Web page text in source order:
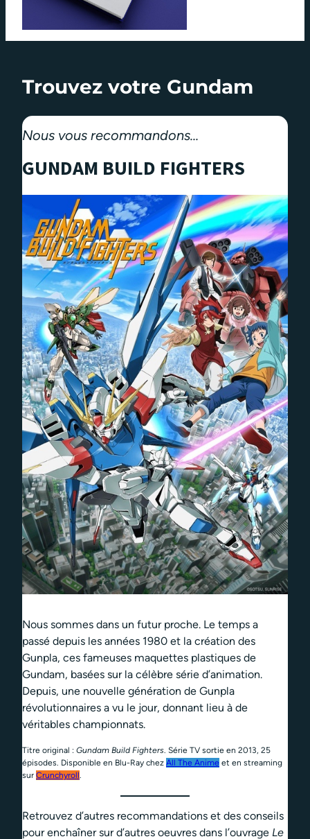
Trouvez votre Gundam
Nous vous recommandons…
GUNDAM BUILD FIGHTERS
Nous sommes dans un futur proche. Le temps a
passé depuis les années 1980 et la création des
Gunpla, ces fameuses maquettes plastiques de
Gundam, basées sur la célèbre série d’animation.
Depuis, une nouvelle génération de Gunpla
révolutionnaires a vu le jour, donnant lieu à de
véritables championnats.
Titre original : Gundam Build Fighters. Série TV sortie en 2013, 25
épisodes. Disponible en Blu-Ray chez All The Anime et en streaming
sur Crunchyroll.
Retrouvez d’autres recommandations et des conseils
pour enchaîner sur d’autres oeuvres dans l’ouvrage Le